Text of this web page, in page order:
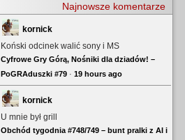
Najnowsze komentarze
kornick
Koński odcinek walić sony i MS
Cyfrowe Gry Górą, Nośniki dla dziadów! –
PoGRAduszki #79 · 19 hours ago
kornick
U mnie był grill
Obchód tygodnia #748/749 – bunt pralki z AI i